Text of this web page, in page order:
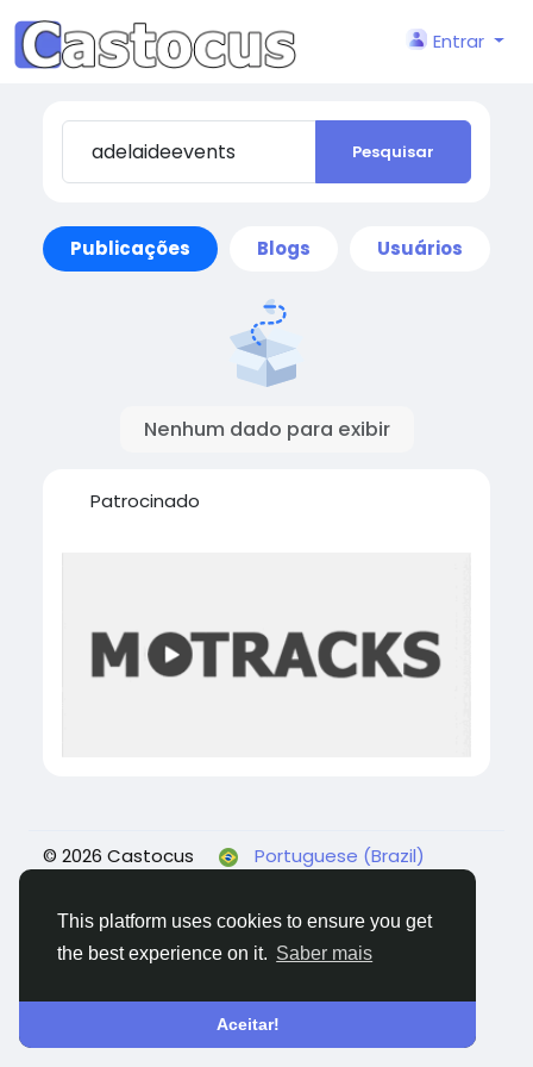
This platform uses cookies to ensure you get
the best experience on it. Saber mais
Aceitar!
Entrar
Pesquisar
Publicações Blogs Usuários
Nenhum dado para exibir
Patrocinado
© 2026 Castocus
Portuguese (Brazil)
conosco